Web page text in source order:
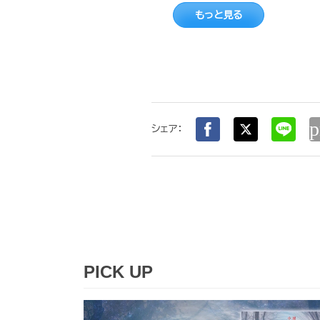
もっと見る
シェア：
PICK UP